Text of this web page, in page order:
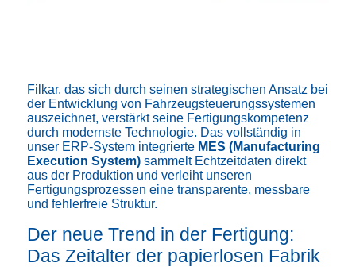
Filkar, das sich durch seinen strategischen Ansatz bei
der Entwicklung von Fahrzeugsteuerungssystemen
auszeichnet, verstärkt seine Fertigungskompetenz
durch modernste Technologie. Das vollständig in
unser ERP-System integrierte MES (Manufacturing
Execution System) sammelt Echtzeitdaten direkt
aus der Produktion und verleiht unseren
Fertigungsprozessen eine transparente, messbare
und fehlerfreie Struktur.
Der neue Trend in der Fertigung:
Das Zeitalter der papierlosen Fabrik